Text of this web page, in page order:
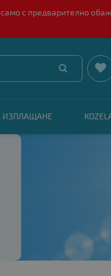
с предварително
ИЗПЛАЩАНЕ